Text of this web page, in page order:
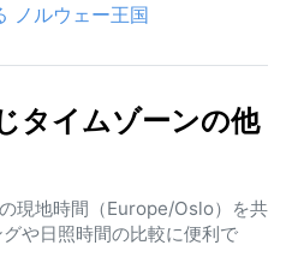
ノルウェー王国
タイムゾーンの他
現地時間（Europe/Oslo）を共
や日照時間の比較に便利で